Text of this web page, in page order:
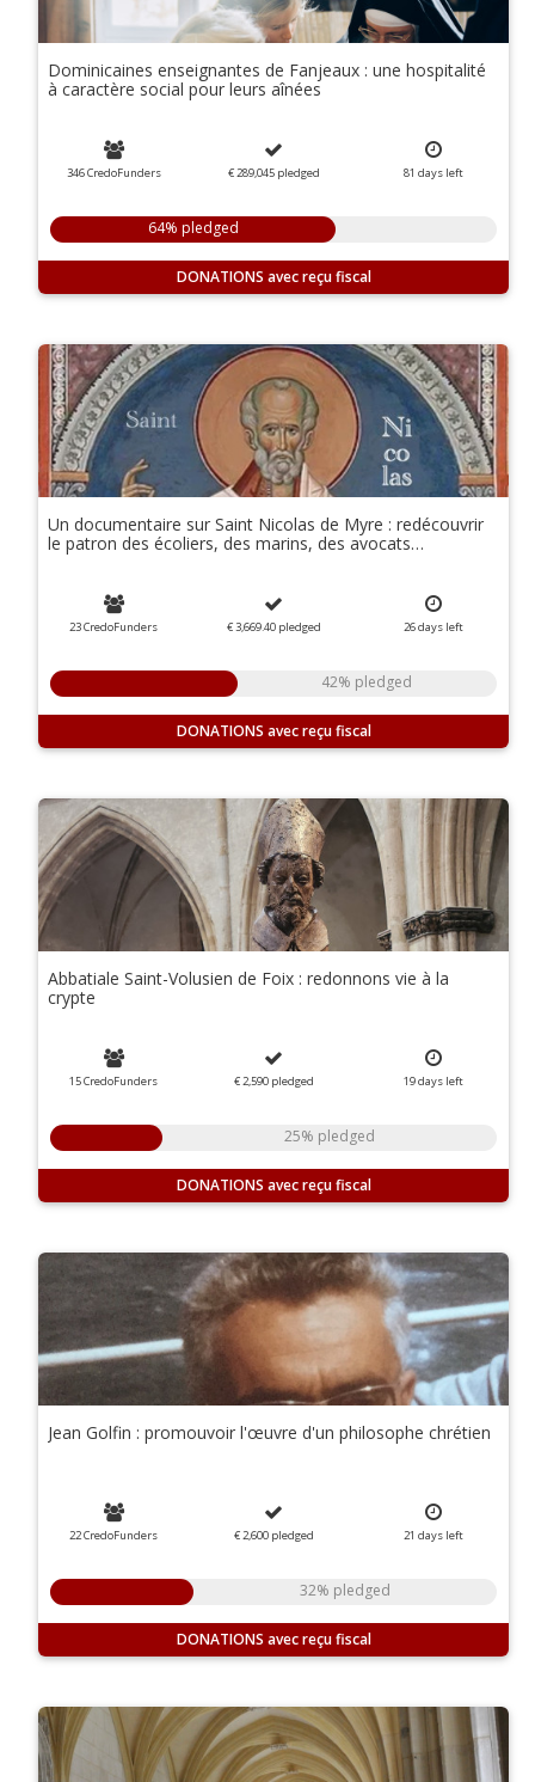
Dominicaines enseignantes de Fanjeaux : une hospitalité
à caractère social pour leurs aînées
346 CredoFunders € 289,045 pledged 81 daysleft
64% pledged
DONATIONS
Un documentaire sur Saint Nicolas de Myre : redécouvrir
le patron des écoliers, des marins, des avocats…
23 CredoFunders € 3,669.40 pledged 26daysleft
42% pledged
DONATIONS
Abbatiale Saint-Volusien de Foix : redonnons vie à la
crypte
15 CredoFunders € 2,590 pledged 19daysleft
25% pledged
DONATIONS
Jean Golfin : promouvoir l'œuvre d'un philosophe chrétien
22 CredoFunders € 2,600 pledged 21 daysleft
32% pledged
DONATIONS